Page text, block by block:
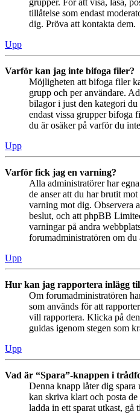
grupper. För att visa, läsa,
tillåtelse som endast
dig. Pröva att kontakta dem.
Upp
Varför kan jag inte bifoga filer?
Möjligheten att bifoga filer
grupp och per användare.
bilagor i just den kategori
endast vissa grupper bifoga
du är osäker på varför du
Upp
Varför fick jag en varning?
Alla administratörer har
de anser att du har brutit
varning mot dig. Observera
beslut, och att phpBB
varningar på andra
forumadministratören om du
Upp
Hur kan jag rapportera inlägg
Om forumadministratören
som används för att
vill rapportera. Klicka på
guidas igenom stegen som
Upp
Vad är “Spara”-knappen i
Denna knapp låter dig spara
kan skriva klart och posta
ladda in ett sparat utkast, gå